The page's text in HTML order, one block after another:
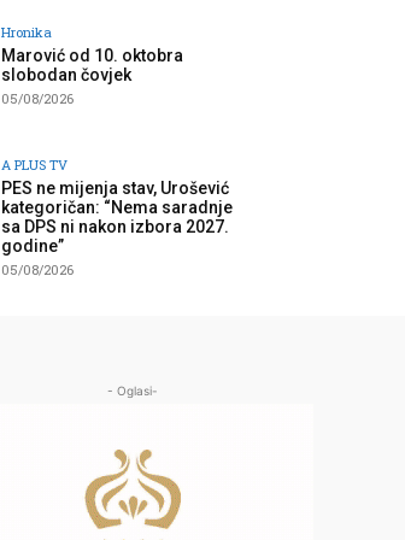
Hronika
Marović od 10. oktobra
slobodan čovjek
05/08/2026
A PLUS TV
PES ne mijenja stav, Urošević
kategoričan: “Nema saradnje
sa DPS ni nakon izbora 2027.
godine”
05/08/2026
- Oglasi-